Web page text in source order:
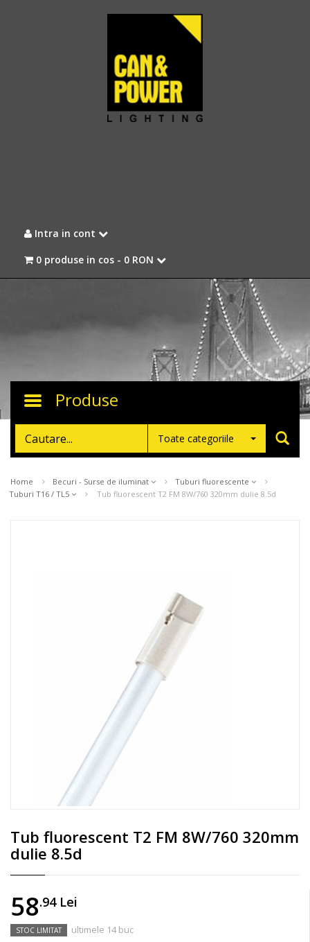
Intra in cont
0 produse in cos - 0 RON
Toggle
Produse
Toate categoriile
Home Becuri - Surse de iluminat
Tuburi fluorescente
Tuburi T16 / TL5
Tub fluorescent T2 FM 8W/760 320mm dulie 8.5d
Tub fluorescent T2 FM 8W/760 320mm
dulie 8.5d
58.94Lei
STOC LIMITAT ultimele 14 buc